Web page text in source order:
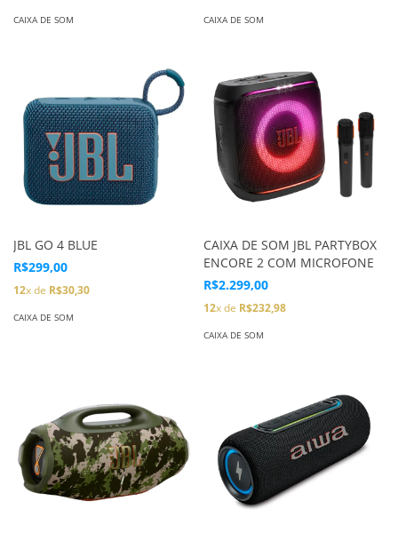
CAIXA DE SOM CAIXA DE SOM
JBL GO 4 BLUE
R$299,00
12x de R$30,30
CAIXA DE SOM
CAIXA DE SOM JBL PARTYBOX
ENCORE 2 COM MICROFONE
R$2.299,00
12x de R$232,98
CAIXA DE SOM